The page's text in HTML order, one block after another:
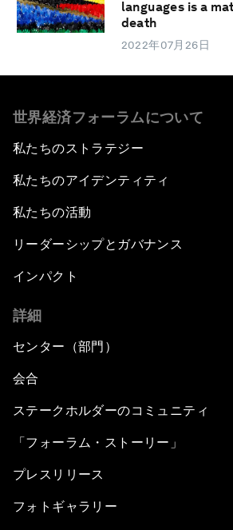
languages is a
death
2022年07月26日
世界経済フォーラムについて
私たちのストラテジー
私たちのアイデンティティ
私たちの活動
リーダーシップとガバナンス
インパクト
詳細
センター（部門）
会合
ステークホルダーのコミュニティ
「フォーラム・ストーリー」
プレスリリース
フォトギャラリー